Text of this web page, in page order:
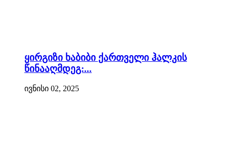
ყირგიზი ხაბიბი ქართველი ჰალკის
წინააღმდეგ:...
ივნისი 02, 2025